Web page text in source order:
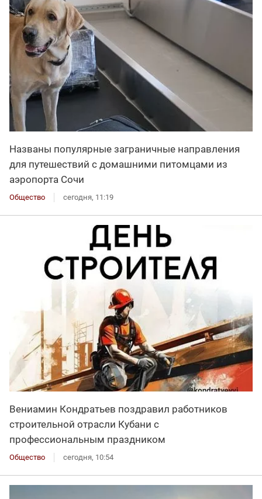
Названы популярные заграничные направления
для путешествий с домашними питомцами из
аэропорта Сочи
Общество сегодня, 11:19
Вениамин Кондратьев поздравил работников
строительной отрасли Кубани с
профессиональным праздником
Общество сегодня, 10:54